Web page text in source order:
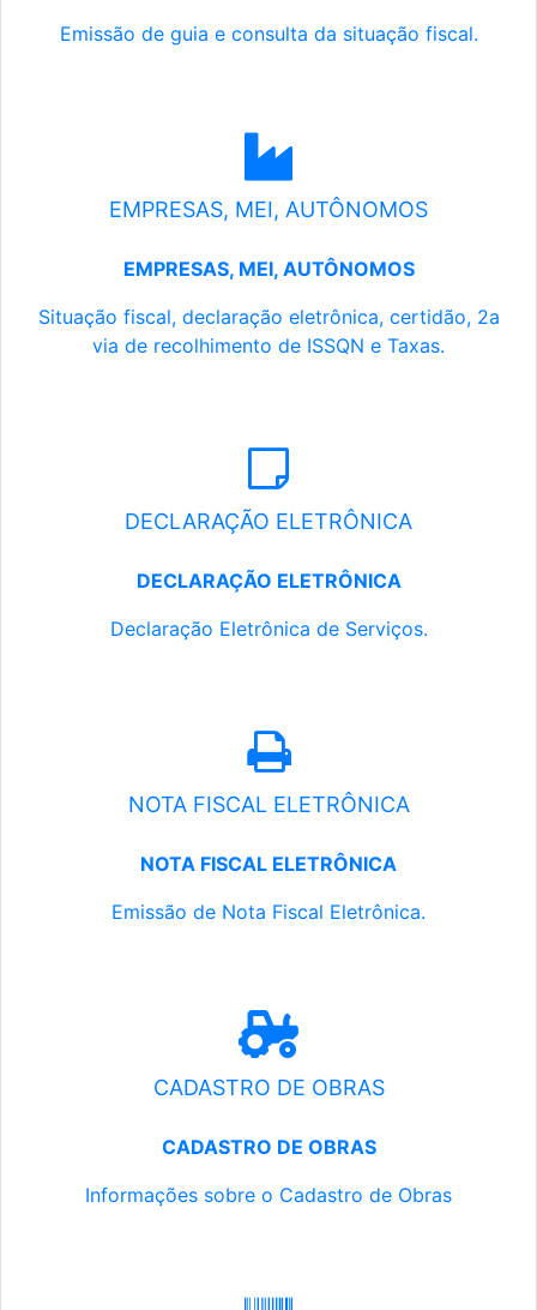
Emissão de guia e consulta da situação fiscal.
EMPRESAS, MEI, AUTÔNOMOS
EMPRESAS, MEI, AUTÔNOMOS
Situação fiscal, declaração eletrônica, certidão, 2a
via de recolhimento de ISSQN e Taxas.
DECLARAÇÃO ELETRÔNICA
DECLARAÇÃO ELETRÔNICA
Declaração Eletrônica de Serviços.
NOTA FISCAL ELETRÔNICA
NOTA FISCAL ELETRÔNICA
Emissão de Nota Fiscal Eletrônica.
CADASTRO DE OBRAS
CADASTRO DE OBRAS
Informações sobre o Cadastro de Obras